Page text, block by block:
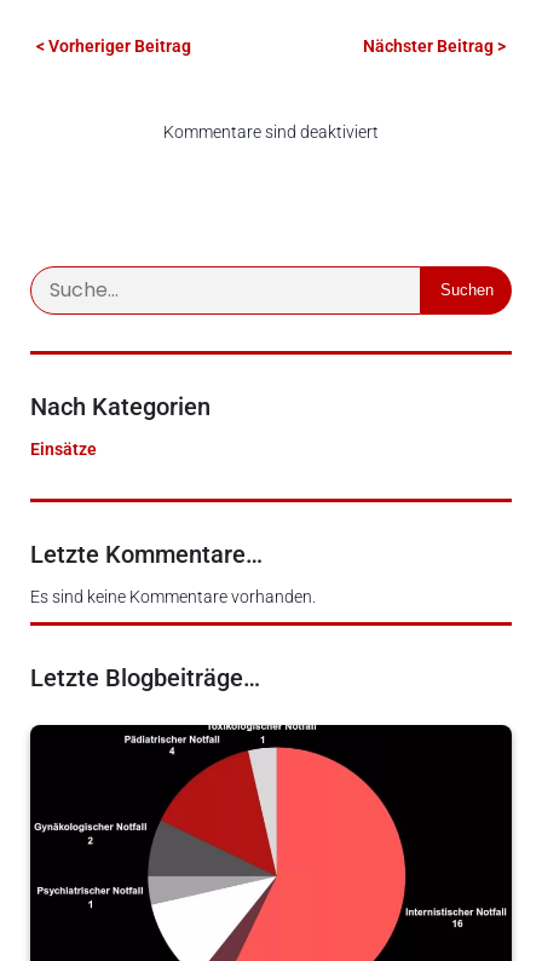
< Vorheriger Beitrag Nächster Beitrag >
Kommentare sind deaktiviert
Suchen
Nach Kategorien
Einsätze
Letzte Kommentare…
Es sind keine Kommentare vorhanden.
Letzte Blogbeiträge…